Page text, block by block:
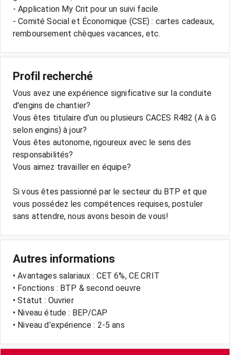
- Application My Crit pour un suivi facile.
- Comité Social et Économique (CSE) : cartes cadeaux,
Profil recherché
Vous avez une expérience significative sur la conduite
d'engins de chantier?
Vous êtes titulaire d’un ou plusieurs CACES R482 (A à G
selon engins) à jour?
Vous êtes autonome, rigoureux avec le sens des
responsabilités?
Vous aimez travailler en équipe?
Si vous êtes passionné par le secteur du BTP et que
vous possédez les compétences requises, postuler
sans attendre, nous avons besoin de vous!
Autres informations
• Avantages salariaux : CET 6%, CE CRIT
• Fonctions : BTP & second oeuvre
• Statut : Ouvrier
• Niveau étude : BEP/CAP
• Niveau d'expérience : 2-5 ans